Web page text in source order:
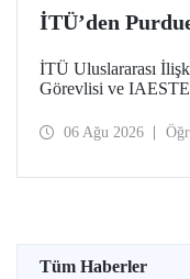
İTÜ’den
İTÜ Uluslararası
Görevlisi ve
Temmuz tarihlerinde
06 Ağu 2026
Tüm Haberler